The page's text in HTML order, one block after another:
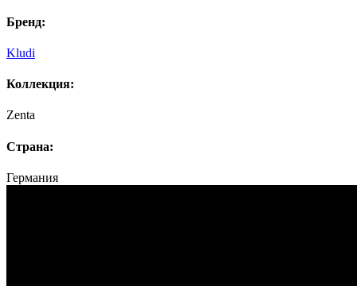
Бренд:
Kludi
Коллекция:
Zenta
Страна:
Германия